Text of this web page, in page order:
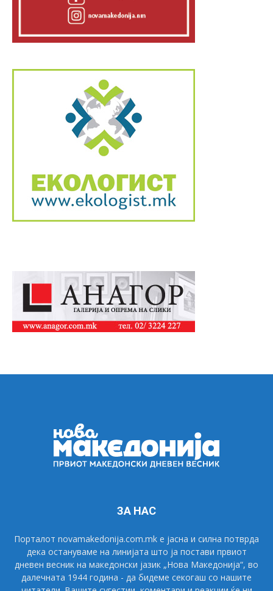
ЗА НАС
Порталот novamakedonija.com.mk е јасна и силна потврда
дека остануваме на линијата што ја постави првиот
дневен весник на македонски јазик „Нова Македонија“, во
далечната 1944 година - да бидеме секогаш со нашите